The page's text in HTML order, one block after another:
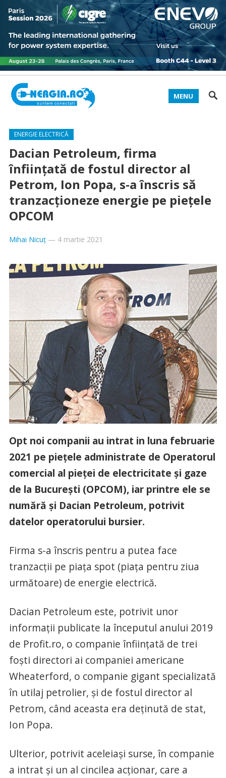
MENU
ENERGIE ELECTRICĂ
Dacian Petroleum, firma
înființată de fostul director al
Petrom, Ion Popa, s-a înscris să
tranzacționeze energie pe piețele
OPCOM
Mihai Nicuț— 4 martie 2021
Opt noi companii au intrat in luna februarie
2021 pe piețele administrate de Operatorul
comercial al pieței de electricitate și gaze
de la București (OPCOM), iar printre ele se
numără și Dacian Petroleum, potrivit
datelor operatorului bursier.
Firma s-a înscris pentru a putea face
tranzacții pe piața spot (piața pentru ziua
următoare) de energie electrică.
Dacian Petroleum este, potrivit unor
informații publicate la începutul anului 2019
de Profit.ro, o companie înființată de trei
foști directori ai companiei americane
Wheaterford, o companie gigant specializată
în utilaj petrolier, și de fostul director al
Petrom, când aceasta era deținută de stat,
Ion Popa.
Ulterior, potrivit aceleiași surse, în companie
a intrat și un al cincilea acționar, care a